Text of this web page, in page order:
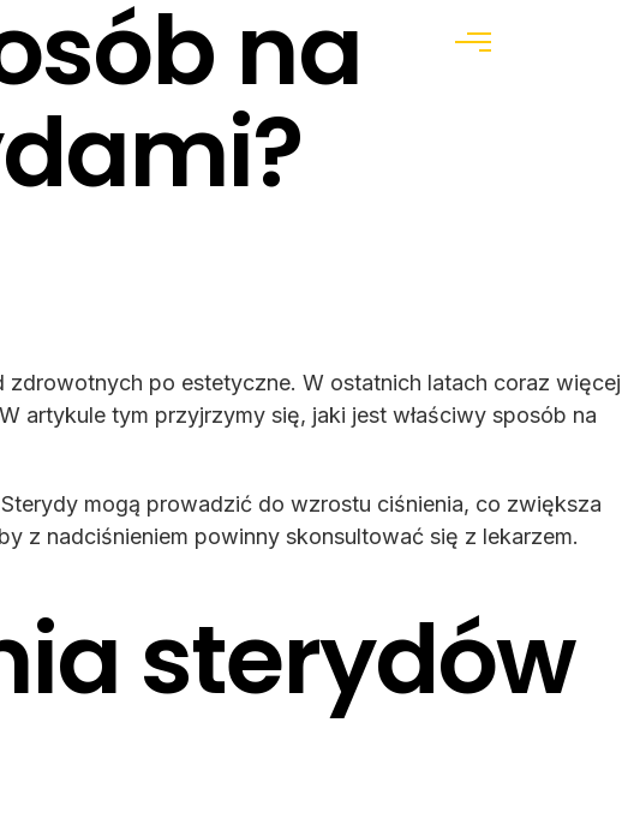
na
po estetyczne. W ostatnich latach coraz więcej
artykule tym przyjrzymy się, jaki jest właściwy sposób na
mogą prowadzić do wzrostu ciśnienia, co zwiększa
z nadciśnieniem powinny skonsultować się z lekarzem.
sterydów